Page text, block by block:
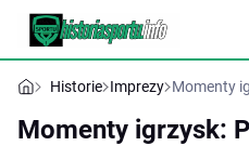
Historie Imprezy Momenty
Momenty igrzysk: